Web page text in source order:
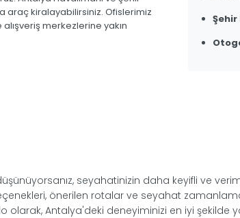
araç kiralayabilirsiniz. Ofislerimiz
merkezlerine yakın
Şehir
seyahatinizin daha keyifli ve
önerilen rotalar ve seyahat
olarak, Antalya'deki deneyiminizi en iyi şekilde